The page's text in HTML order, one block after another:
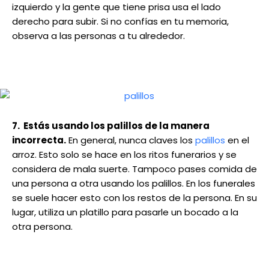
izquierdo y la gente que tiene prisa usa el lado
derecho para subir. Si no confías en tu memoria,
observa a las personas a tu alrededor.
7. Estás usando los palillos de la manera
incorrecta.En general, nunca claves los palillos en el
arroz. Esto solo se hace en los ritos funerarios y se
considera de mala suerte. Tampoco pases comida de
una persona a otra usando los palillos. En los funerales
se suele hacer esto con los restos de la persona. En su
lugar, utiliza un platillo para pasarle un bocado a la
otra persona.